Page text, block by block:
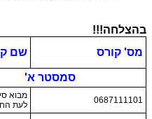
בהצלחה!!!
מס' קורס
שם
סמסטר א'
0687111101
מבוא
לעת